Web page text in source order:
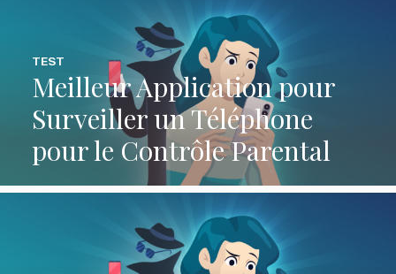
Meilleur Application pour
Surveiller un Téléphone
pour le Contrôle Parental
TEST